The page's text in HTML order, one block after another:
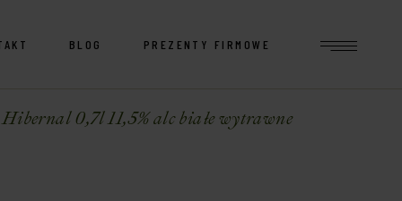
BLOG PREZENTY FIRMOWE
0,7l 11,5% alc białe wytrawne